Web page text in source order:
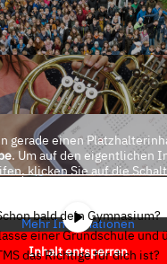
gerade einen
. Um auf den eigentlichen
klicken Sie auf die
Mehr Informationen
Inhalt entsperren
bald dein Gymnasium?
einer Grundschule und
das Richtige für dich ist?